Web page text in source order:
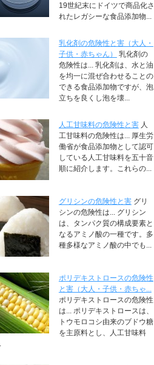
19世紀末にドイツで商品化さ
れたレガシーな食品添加物...
乳化剤の危険性と害（大人・
子供・赤ちゃん）
乳化剤の
危険性は... 乳化剤は、水と油
を均一に混ぜ合わせることの
できる食品添加物ですが、泡
立ちを良くし泡を壊...
人工甘味料の危険性と害 人
工甘味料の危険性は... 厚生労
働省が食品添加物として認可
している人工甘味料を五十音
順に紹介します。これらの...
グリシンの危険性と害 グリ
シンの危険性は... グリシン
は、タンパク質の構成要素と
なるアミノ酸の一種です。多
種多様なアミノ酸の中でも...
ポリデキストロースの危険性
と害（大人・子供・赤ちゃ...
ポリデキストロースの危険性
は... ポリデキストロースは、
トウモロコシ由来のブドウ糖
を主原料とし、人工甘味料